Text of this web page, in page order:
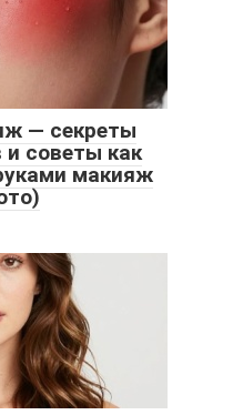
— секреты
советы как
макияж